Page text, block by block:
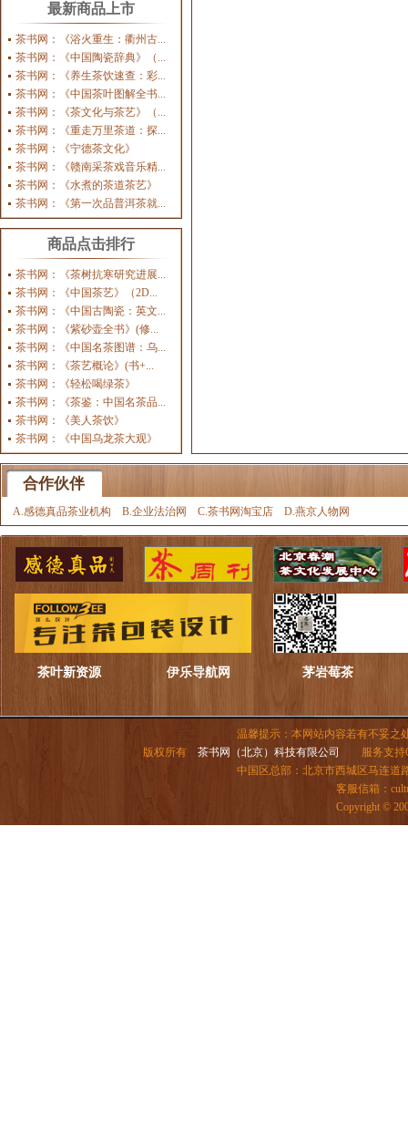
最新商品上市
茶书网：《浴火重生：衢州古...
茶书网：《中国陶瓷辞典》（...
茶书网：《养生茶饮速查：彩...
茶书网：《中国茶叶图解全书...
茶书网：《茶文化与茶艺》（...
茶书网：《重走万里茶道：探...
茶书网：《宁德茶文化》
茶书网：《赣南采茶戏音乐精...
茶书网：《水煮的茶道茶艺》
茶书网：《第一次品普洱茶就...
商品点击排行
茶书网：《茶树抗寒研究进展...
茶书网：《中国茶艺》（2D...
茶书网：《中国古陶瓷：英文...
茶书网：《紫砂壶全书》(修...
茶书网：《中国名茶图谱：乌...
茶书网：《茶艺概论》(书+...
茶书网：《轻松喝绿茶》
茶书网：《茶鉴：中国名茶品...
茶书网：《美人茶饮》
茶书网：《中国乌龙茶大观》
合作伙伴
A.感德真品茶业机构 B.企业法治网 C.茶书网淘宝店 D.燕京人物网
茶叶新资源 伊乐导航网 茅岩莓茶
温馨提示：本网站内容若有不妥之
版权所有茶书网（北京）科技有限公司
服务支持
中国区总部：北京市西城区马连道
客服信箱：
Copyright ©